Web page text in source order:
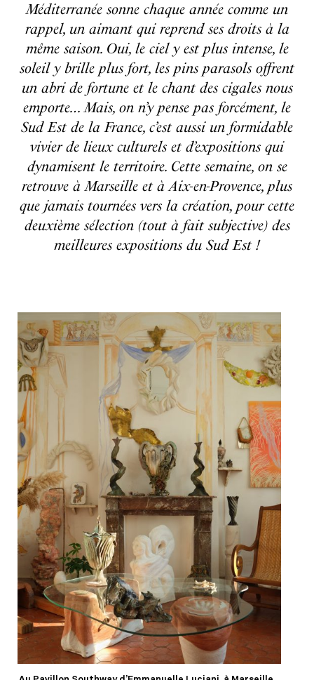
Méditerranée sonne chaque année comme un
rappel, un aimant qui reprend ses droits à la
même saison. Oui, le ciel y est plus intense, le
soleil y brille plus fort, les pins parasols offrent
un abri de fortune et le chant des cigales nous
emporte… Mais, on n’y pense pas forcément, le
Sud Est de la France, c’est aussi un formidable
vivier de lieux culturels et d’expositions qui
dynamisent le territoire. Cette semaine, on se
retrouve à Marseille et à Aix-en-Provence, plus
que jamais tournées vers la création, pour cette
deuxième sélection (tout à fait subjective) des
meilleures expositions du Sud Est !